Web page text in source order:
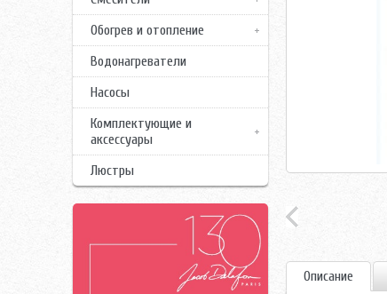
Обогрев и отопление
Водонагреватели
Насосы
Комплектующие и
аксессуары
Люстры
Описание